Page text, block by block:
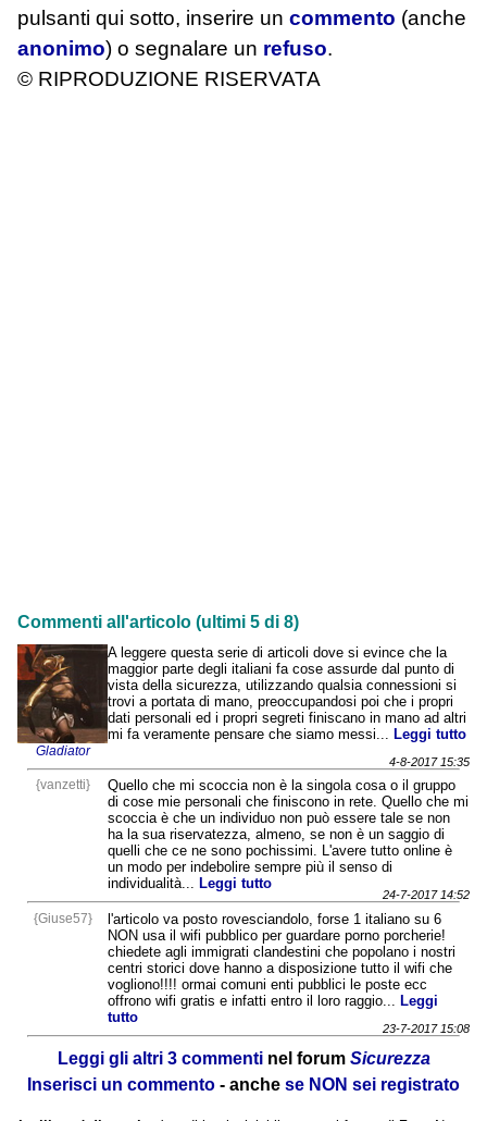
pulsanti qui sotto, inserire un commento (anche
anonimo) o segnalare un refuso.
© RIPRODUZIONE RISERVATA
Commenti all'articolo (ultimi 5 di 8)
Gladiator
A leggere questa serie di articoli dove si evince che la
maggior parte degli italiani fa cose assurde dal punto di
vista della sicurezza, utilizzando qualsia connessioni si
trovi a portata di mano, preoccupandosi poi che i propri
dati personali ed i propri segreti finiscano in mano ad altri
mi fa veramente pensare che siamo messi...Leggi tutto
4-8-2017 15:35
{vanzetti}
Quello che mi scoccia non è la singola cosa o il gruppo
di cose mie personali che finiscono in rete. Quello che mi
scoccia è che un individuo non può essere tale se non
ha la sua riservatezza, almeno, se non è un saggio di
quelli che ce ne sono pochissimi. L'avere tutto online è
un modo per indebolire sempre più il senso di
individualità... Leggi tutto
24-7-2017 14:52
{Giuse57}
l'articolo va posto rovesciandolo, forse 1 italiano su 6
NON usa il wifi pubblico per guardare porno porcherie!
chiedete agli immigrati clandestini che popolano i nostri
centri storici dove hanno a disposizione tutto il wifi che
vogliono!!!! ormai comuni enti pubblici le poste ecc
offrono wifi gratis e infatti entro il loro raggio... Leggi
tutto
23-7-2017 15:08
Leggi gli altri 3 commentinel forum Sicurezza
Inserisci un commento - anche se NON sei registrato